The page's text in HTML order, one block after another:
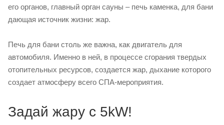
его органов, главный орган сауны – печь каменка, для бани
дающая источник жизни: жар.
Печь для бани столь же важна, как двигатель для
автомобиля. Именно в ней, в процессе сгорания твердых
отопительных ресурсов, создается жар, дыхание которого
создает атмосферу всего СПА-мероприятия.
Задай жару с 5kW!